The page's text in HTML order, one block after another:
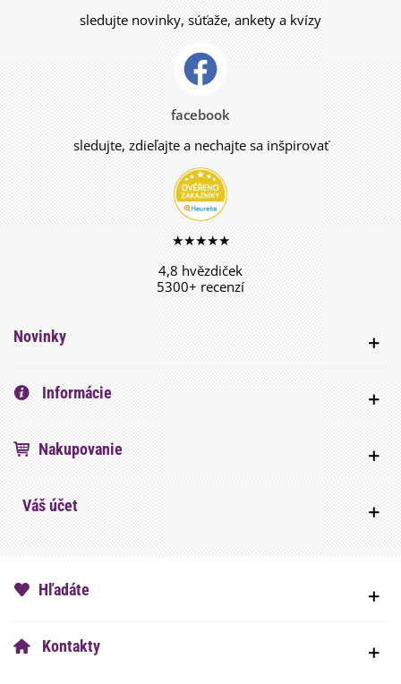
sledujte novinky, súťaže, ankety a kvízy
facebook
sledujte, zdieľajte a nechajte sa inšpirovať
★★★★★
4,8 hvězdiček
5300+ recenzí
Novinky
Informácie
Nakupovanie
Váš účet
Hľadáte
Kontakty